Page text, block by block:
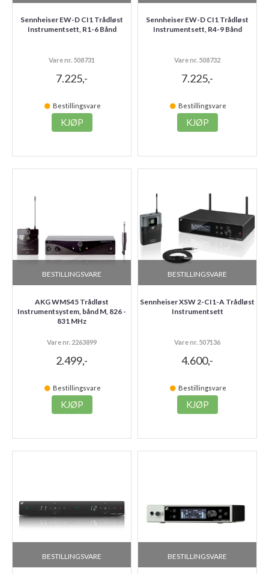
Sennheiser EW-D CI1 Trådløst
Instrumentsett, R1-6 Bånd
Vare nr. 508731
7.225,-
Bestillingsvare
KJØP
Sennheiser EW-D CI1 Trådløst
Instrumentsett, R4-9 Bånd
Vare nr. 508732
7.225,-
Bestillingsvare
KJØP
BESTILLINGSVARE
AKG WMS45 Trådløst
Instrumentsystem, bånd M, 826 -
831 MHz
Vare nr. 2263899
2.499,-
Bestillingsvare
KJØP
BESTILLINGSVARE
Sennheiser XSW 2-CI1-A Trådløst
Instrumentsett
Vare nr. 507136
4.600,-
Bestillingsvare
KJØP
BESTILLINGSVARE BESTILLINGSVARE